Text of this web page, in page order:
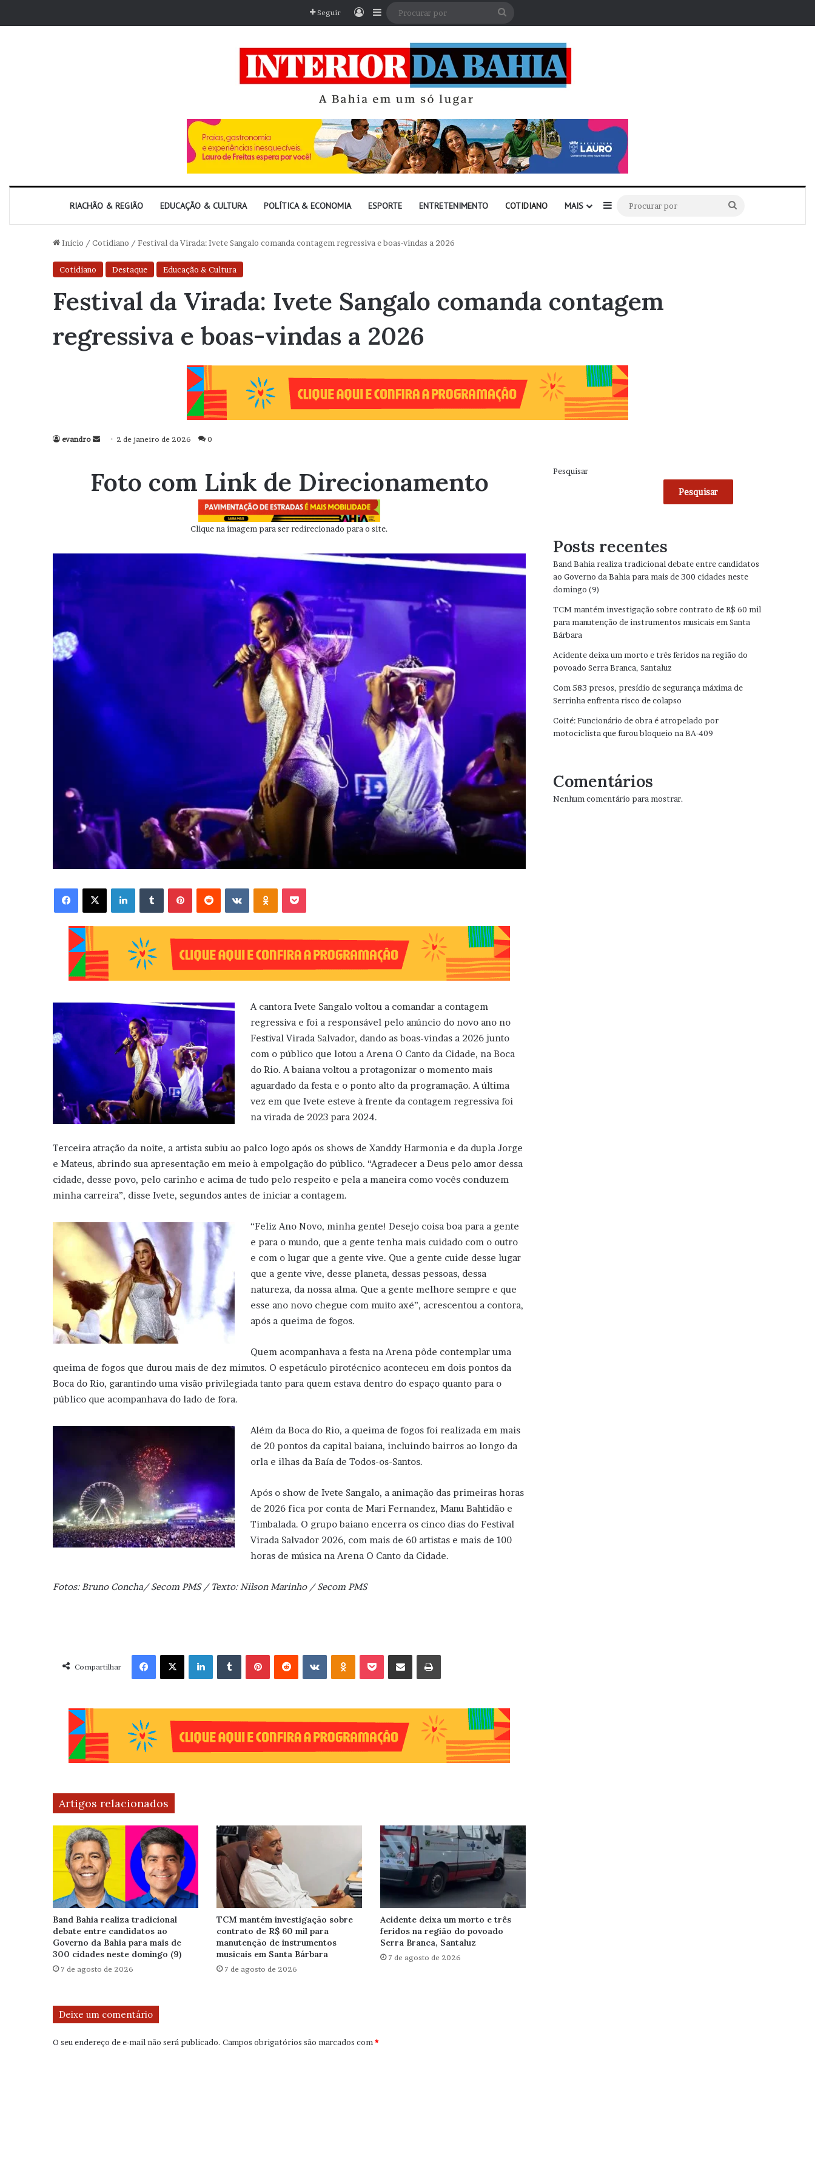
Seguir EntrarBarra Lateral
RIACHÃO & REGIÃO EDUCAÇÃO & CULTURA POLÍTICA & ECONOMIA ESPORTE ENTRETENIMENTO COTIDIANO MAIS Barra Lateral
por
Início / Cotidiano / Festival da Virada: Ivete Sangalo comanda contagem regressiva e boas-vindas a 2026
Cotidiano Destaque Educação & Cultura
Festival da Virada: Ivete Sangalo comanda contagem
regressiva e boas-vindas a 2026
evandro
Mande
mail
2 de janeiro de 2026 0
Foto com Link de Direcionamento
Clique na imagem para ser redirecionado para o site.
Facebook X Linkedin VK OK
A cantora Ivete Sangalo voltou a comandar a contagem
regressiva e foi a responsável pelo anúncio do novo ano no
Festival Virada Salvador, dando as boas-vindas a 2026 junto
com o público que lotou a Arena O Canto da Cidade, na Boca
do Rio. A baiana voltou a protagonizar o momento mais
aguardado da festa e o ponto alto da programação. A última
vez em que Ivete esteve à frente da contagem regressiva foi
na virada de 2023 para 2024.
Terceira atração da noite, a artista subiu ao palco logo após os shows de Xanddy Harmonia e da dupla Jorge
e Mateus, abrindo sua apresentação em meio à empolgação do público. “Agradecer a Deus pelo amor dessa
cidade, desse povo, pelo carinho e acima de tudo pelo respeito e pela a maneira como vocês conduzem
minha carreira”, disse Ivete, segundos antes de iniciar a contagem.
“Feliz Ano Novo, minha gente! Desejo coisa boa para a gente
e para o mundo, que a gente tenha mais cuidado com o outro
e com o lugar que a gente vive. Que a gente cuide desse lugar
que a gente vive, desse planeta, dessas pessoas, dessa
natureza, da nossa alma. Que a gente melhore sempre e que
esse ano novo chegue com muito axé”, acrescentou a contora,
após a queima de fogos.
Quem acompanhava a festa na Arena pôde contemplar uma
queima de fogos que durou mais de dez minutos. O espetáculo pirotécnico aconteceu em dois pontos da
Boca do Rio, garantindo uma visão privilegiada tanto para quem estava dentro do espaço quanto para o
público que acompanhava do lado de fora.
Além da Boca do Rio, a queima de fogos foi realizada em mais
de 20 pontos da capital baiana, incluindo bairros ao longo da
orla e ilhas da Baía de Todos-os-Santos.
Após o show de Ivete Sangalo, a animação das primeiras horas
de 2026 fica por conta de Mari Fernandez, Manu Bahtidão e
Timbalada. O grupo baiano encerra os cinco dias do Festival
Virada Salvador 2026, com mais de 60 artistas e mais de 100
horas de música na Arena O Canto da Cidade.
Fotos: Bruno Concha/ Secom PMS / Texto: Nilson Marinho / Secom PMS
Compartilhar
Facebook X Linkedin VK OK
Artigos relacionados
Band Bahia realiza tradicional
debate entre candidatos ao
Governo da Bahia para mais de
300 cidades neste domingo (9)
7 de agosto de 2026
TCM mantém investigação sobre
contrato de R$ 60 mil para
manutenção de instrumentos
musicais em Santa Bárbara
7 de agosto de 2026
Acidente deixa um morto e três
feridos na região do povoado
Serra Branca, Santaluz
7 de agosto de 2026
Deixe um comentário
O seu endereço de e-mail não será publicado. Campos obrigatórios são marcados com *
Pesquisar
Pesquisar
Posts recentes
Band Bahia realiza tradicional debate entre candidatos
ao Governo da Bahia para mais de 300 cidades neste
domingo (9)
TCM mantém investigação sobre contrato de R$ 60 mil
para manutenção de instrumentos musicais em Santa
Bárbara
Acidente deixa um morto e três feridos na região do
povoado Serra Branca, Santaluz
Com 583 presos, presídio de segurança máxima de
Serrinha enfrenta risco de colapso
Coité: Funcionário de obra é atropelado por
motociclista que furou bloqueio na BA-409
Comentários
Nenhum comentário para mostrar.